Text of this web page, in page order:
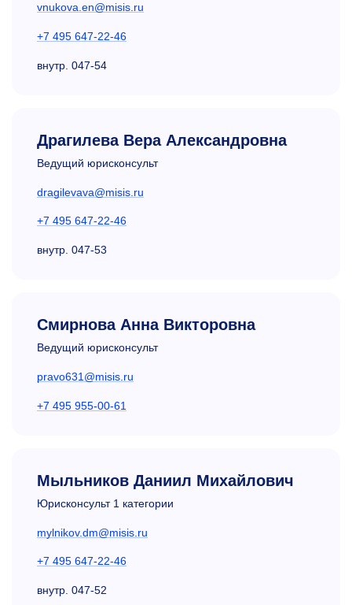
vnukova.en@misis.ru
+7 495 647-22-46
внутр. 047-54
Драгилева Вера Александровна
Ведущий юрисконсульт
dragilevava@misis.ru
+7 495 647-22-46
внутр. 047-53
Смирнова Анна Викторовна
Ведущий юрисконсульт
pravo631@misis.ru
+7 495 955-00-61
Мыльников Даниил Михайлович
Юрисконсульт 1 категории
mylnikov.dm@misis.ru
+7 495 647-22-46
внутр. 047-52